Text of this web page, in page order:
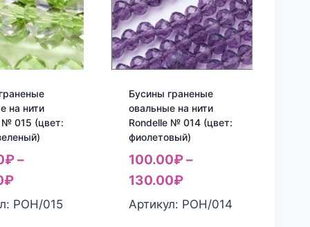
на нити
№ 015 (цвет:
₽–
₽
РОН/015
Бусины граненые
овальные на нити
Rondelle № 014 (цвет:
фиолетовый)
100.00₽–
130.00₽
Артикул: РОН/014